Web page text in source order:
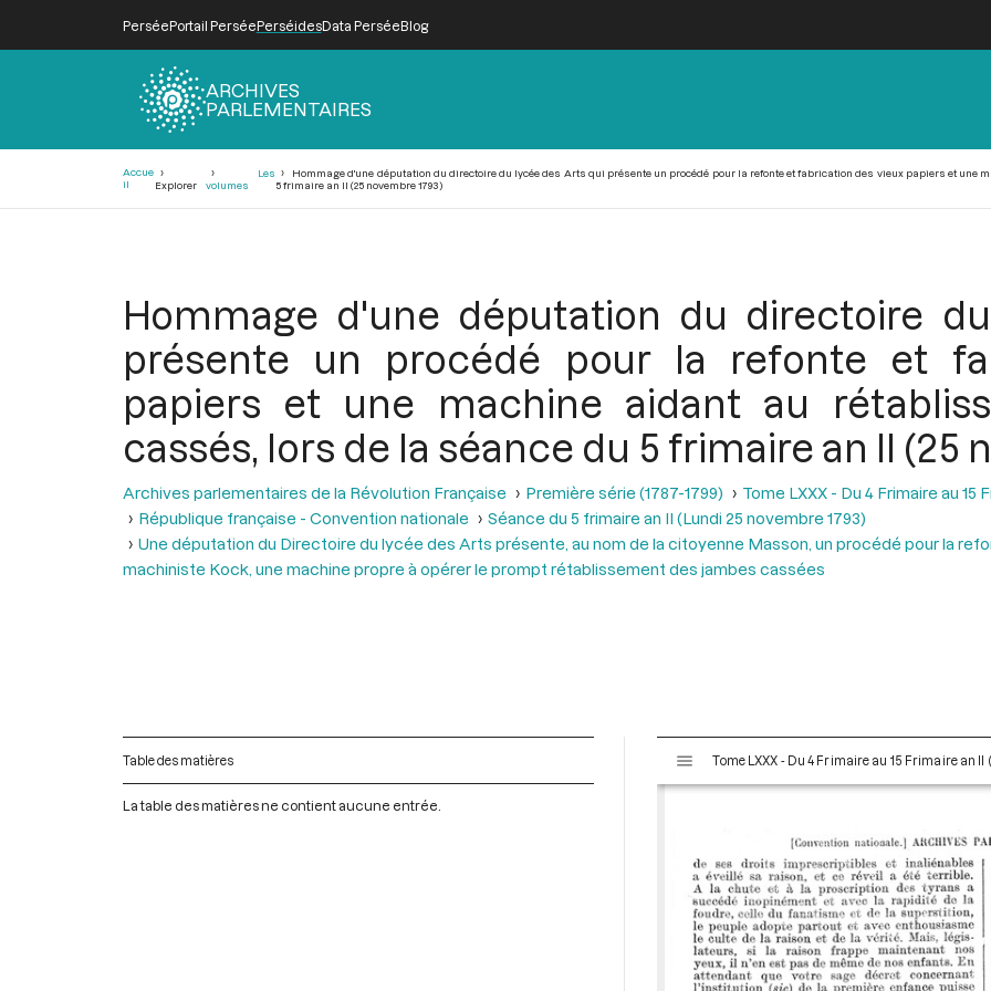
PerséePortail PerséePerséidesData PerséeBlog
ARCHIVES
PARLEMENTAIRES
Accue
il
Explorer
Les
volumes
Hommage d'une députation du directoire du lycée des Arts qui présente un procédé pour la refonte et fabrication des vieux papiers et
5 frimaire an II (25 novembre 1793)
Hommage d'une députation du directoire
présente un procédé pour la refonte et
papiers et une machine aidant au
cassés, lors de la séance du 5 frimaire an II (25
Archives parlementaires de la Révolution Française Première série (1787-1799)
Tome LXXX - Du 4 Frimaire au
République française - Convention nationale
Séance du 5 frimaire an II (Lundi 25 novembre 1793)
Une députation du Directoire du lycée des Arts présente, au nom de la citoyenne Masson, un procédé pour la
machiniste Kock, une machine propre à opérer le prompt rétablissement des jambes cassées
Table des matières
La table des matières ne contient aucune entrée.
s
Tome LXXX - Du 4 Frimaire au 15 Frimaire an